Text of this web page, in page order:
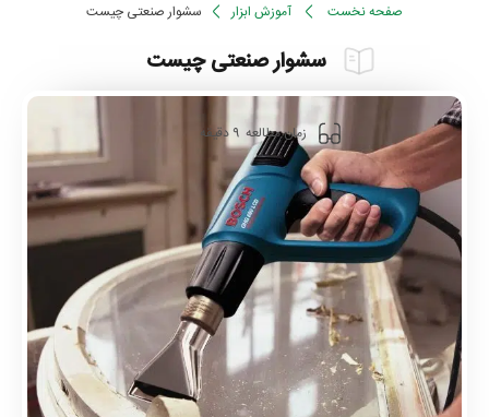
صفحه نخست آموزش ابزار سشوار صنعتی چیست
سشوار صنعتی چیست
زمان مطالعه 9 دقیقه